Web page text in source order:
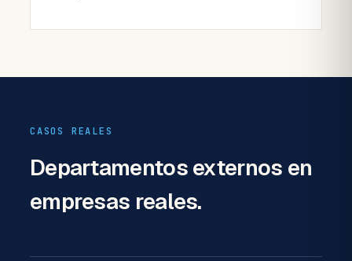
CASOS REALES
Departamentos externos en
empresas reales.